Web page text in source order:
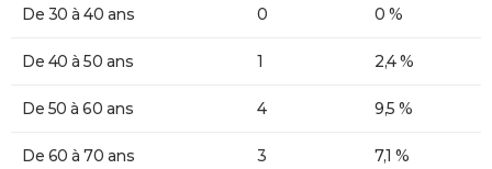
De 30 à 40 ans 0 0 %
De 40 à 50 ans 1 2,4 %
De 50 à 60 ans 4 9,5 %
De 60 à 70 ans 3 7,1 %